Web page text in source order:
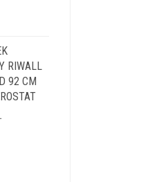
RIWALL
92 CM